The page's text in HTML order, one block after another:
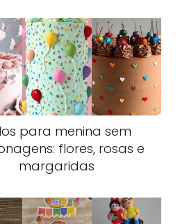
para menina sem
flores, rosas e
margaridas